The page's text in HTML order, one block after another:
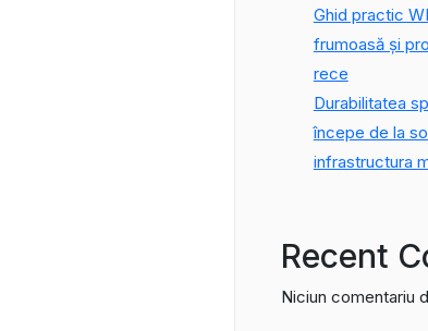
Ghid practic
frumoasă și
rece
Durabilitatea
începe de la
infrastructura
Recent
Niciun comentariu